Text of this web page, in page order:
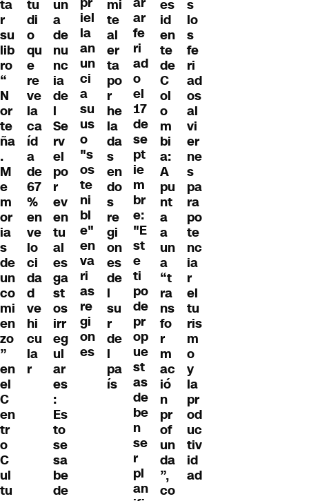
ta
r
su
lib
ro
“
N
or
te
ña
.
M
e
m
or
ia
s
de
un
co
mi
en
zo
”
en
el
C
en
tr
o
C
ul
tu
tu
di
o
qu
e
re
ve
la
ca
íd
a
de
67
%
en
ve
lo
ci
da
d
ve
hi
cu
la
r
un
a
de
nu
nc
ia
de
l
Se
rv
el
po
r
ev
en
tu
al
es
ga
st
os
irr
eg
ul
ar
es
:
Es
to
se
sa
be
de
iel
la
an
un
ci
a
su
us
o
"s
os
te
ni
bl
e"
en
va
ri
as
re
gi
on
es
mi
te
al
er
ta
po
r
he
la
da
s
en
do
s
re
gi
on
es
de
l
su
r
de
l
pa
ís
ar
fe
ri
ad
o
el
17
de
se
pt
ie
m
br
e:
"E
st
e
ti
po
de
pr
op
ue
st
as
de
be
n
se
r
pl
an
es
id
en
te
de
C
ol
o
m
bi
a:
A
pu
nt
a
a
un
a
“t
ra
ns
fo
r
m
ac
ió
n
pr
of
un
da
”,
co
s
lo
s
fe
ri
ad
os
al
vi
er
ne
s
pa
ra
po
te
nc
ia
r
el
tu
ris
m
o
y
la
pr
od
uc
tiv
id
ad